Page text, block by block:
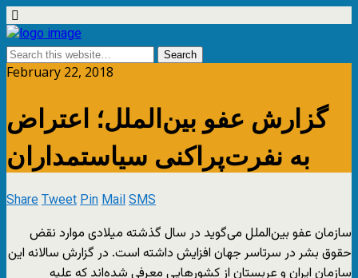
February 22, 2018
گزارش عفو بین‌الملل؛ اعتراض
به نفرت‌پراکنی سیاستمداران
ShareTweetPinMailSMS
سازمان عفو بین‌الملل می‌گوید در سال گذشته میلادی موارد نقض
حقوق بشر در سرتاسر جهان افزایش داشته است. در گزارش سالانه این
سازمان ایران و عربستان از کشورهایی معرفی شده‌اند که علیه